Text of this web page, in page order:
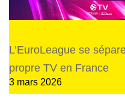
L’EuroLeague se
propre TV en France
3 mars 2026